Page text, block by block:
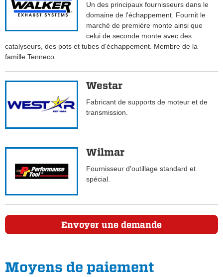
Un des principaux fournisseurs dans le
domaine de l'échappement. Fournit le
marché de première monte ainsi que
celui de seconde monte avec des
catalyseurs, des pots et tubes d'échappement. Membre de la
famille Tenneco.
Westar
Fabricant de supports de moteur et de
transmission.
Wilmar
Fournisseur d'outillage standard et
spécial.
Envoyer une demande
Moyens de paiement